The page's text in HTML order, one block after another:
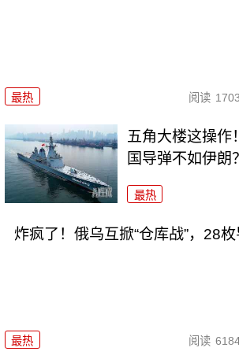
最热 阅读
五角大楼这操作
国导弹不如伊朗？
最热
炸疯了！俄乌互掀“仓库战”，28
最热 阅读